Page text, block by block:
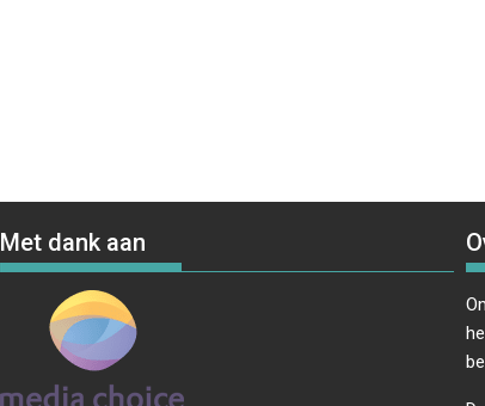
Met dank aan